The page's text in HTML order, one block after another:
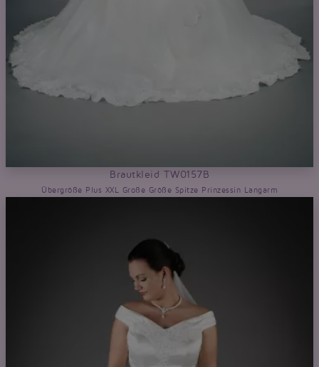
Brautkleid TW0157B
Übergröße Plus XXL Große Größe Spitze Prinzessin Langarm